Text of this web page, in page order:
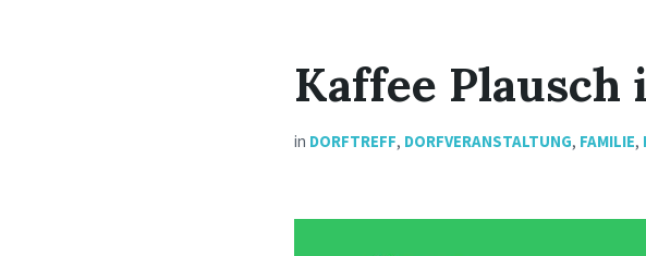
Kaffee
in DORFTREFF, DORFVERANSTALTUNG, FAMILIE,